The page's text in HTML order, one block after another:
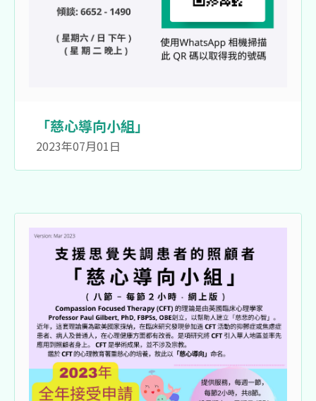
「慈心導向小組」
2023年07月01日